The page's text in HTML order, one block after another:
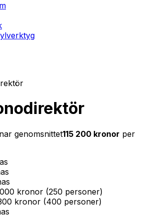
verktyg
genomsnittet115 200 kronor per
kronor (250 personer)
kronor (400 personer)